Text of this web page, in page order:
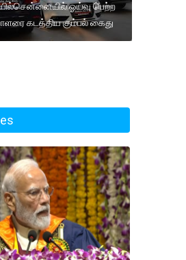
ஓய்வு பெற்ற
கடத்திய கும்பல் கைது